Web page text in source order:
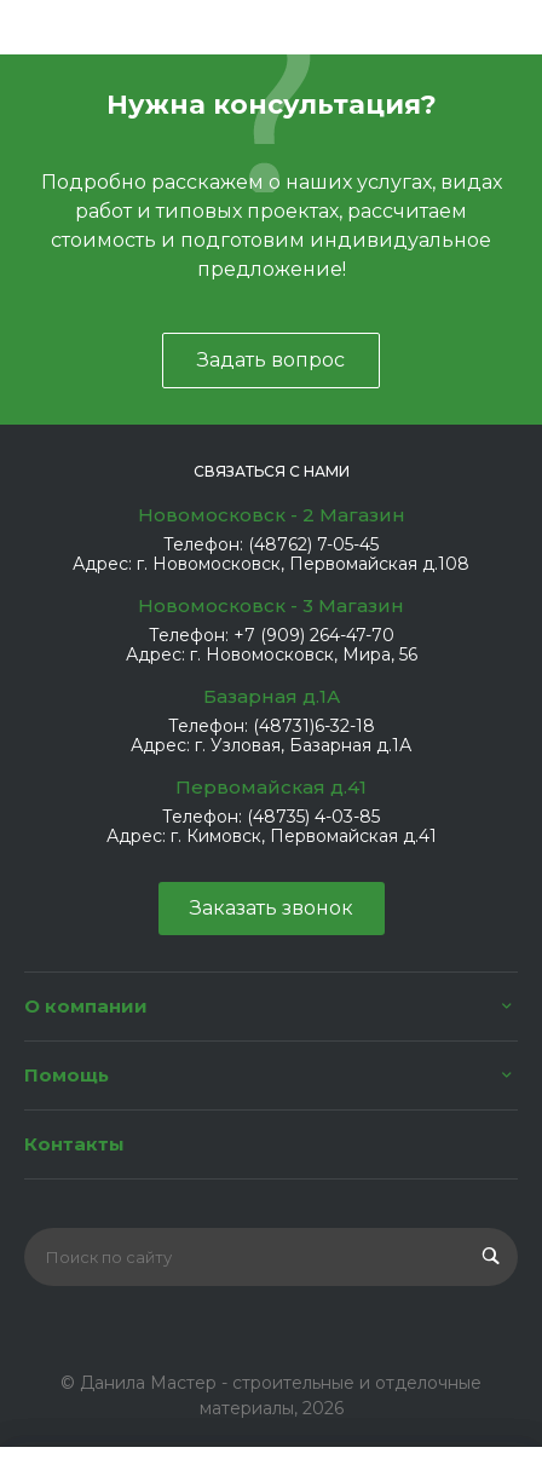
Нужна консультация?
Подробно расскажем о наших услугах, видах
работ и типовых проектах, рассчитаем
стоимость и подготовим индивидуальное
предложение!
Задать вопрос
СВЯЗАТЬСЯ С НАМИ
Новомосковск - 2 Магазин
Телефон: (48762) 7-05-45
Адрес: г. Новомосковск, Первомайская д.108
Новомосковск - 3 Магазин
Телефон: +7 (909) 264-47-70
Адрес: г. Новомосковск, Мира, 56
Базарная д.1А
Телефон: (48731)6-32-18
Адрес: г. Узловая, Базарная д.1А
Первомайская д.41
Телефон: (48735) 4-03-85
Адрес: г. Кимовск, Первомайская д.41
Заказать звонок
О компании
Помощь
Контакты
© Данила Мастер - строительные и отделочные
материалы, 2026